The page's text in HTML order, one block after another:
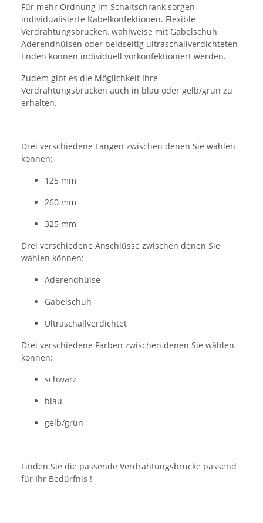
Für mehr Ordnung im Schaltschrank sorgen
individualisierte Kabelkonfektionen. Flexible
Verdrahtungsbrücken, wahlweise mit Gabelschuh,
Aderendhülsen oder beidseitig ultraschallverdichteten
Enden können individuell vorkonfektioniert werden.
Zudem gibt es die Möglichkeit Ihre
Verdrahtungsbrücken auch in blau oder gelb/grün zu
erhalten.
Drei verschiedene Längen zwischen denen Sie wählen
können:
125 mm
260 mm
325 mm
Drei verschiedene Anschlüsse zwischen denen Sie
wählen können:
Aderendhülse
Gabelschuh
Ultraschallverdichtet
Drei verschiedene Farben zwischen denen Sie wählen
können:
schwarz
blau
gelb/grün
Finden Sie die passende Verdrahtungsbrücke passend
für Ihr Bedürfnis !